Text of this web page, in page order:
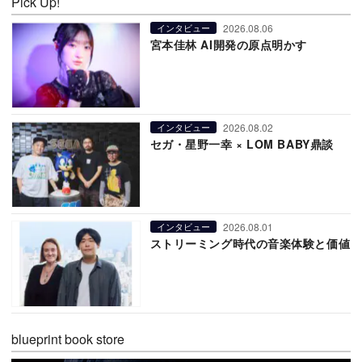
インタビュー 2026.08.06
宮本佳林 AI開発の原点明かす
インタビュー 2026.08.02
セガ・星野一幸 × LOM BABY鼎談
インタビュー 2026.08.01
ストリーミング時代の音楽体験と価値
blueprint book store